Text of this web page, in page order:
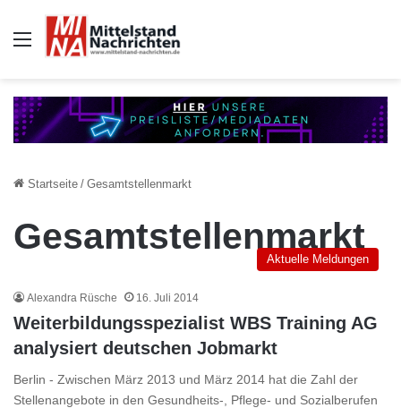
Auswahl
Startseite / Gesamtstellenmarkt
Gesamtstellenmarkt
Aktuelle Meldungen
Alexandra Rüsche 16. Juli 2014
Weiterbildungsspezialist WBS Training AG
analysiert deutschen Jobmarkt
Berlin - Zwischen März 2013 und März 2014 hat die Zahl der
Stellenangebote in den Gesundheits-, Pflege- und Sozialberufen